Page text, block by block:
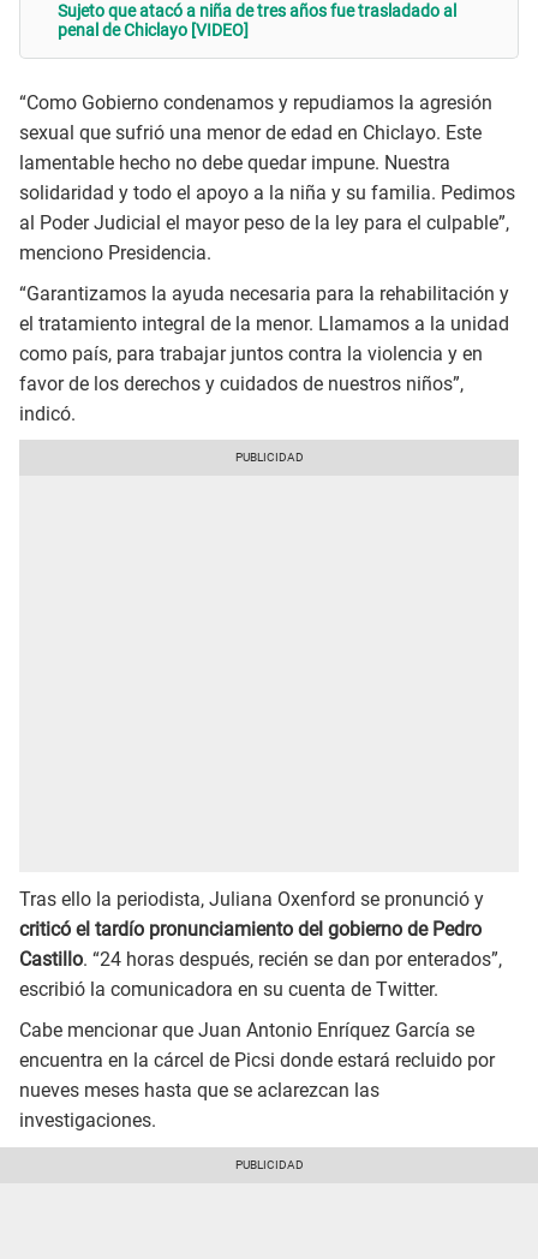
Sujeto que atacó a niña de tres años fue trasladado al
penal de Chiclayo [VIDEO]
“Como Gobierno condenamos y repudiamos la agresión
sexual que sufrió una menor de edad en Chiclayo. Este
lamentable hecho no debe quedar impune. Nuestra
solidaridad y todo el apoyo a la niña y su familia. Pedimos
al Poder Judicial el mayor peso de la ley para el culpable”,
menciono Presidencia.
“Garantizamos la ayuda necesaria para la rehabilitación y
el tratamiento integral de la menor. Llamamos a la unidad
como país, para trabajar juntos contra la violencia y en
favor de los derechos y cuidados de nuestros niños”,
indicó.
Tras ello la periodista, Juliana Oxenford se pronunció y
criticó el tardío pronunciamiento del gobierno de Pedro
Castillo. “24 horas después, recién se dan por enterados”,
escribió la comunicadora en su cuenta de Twitter.
Cabe mencionar que Juan Antonio Enríquez García se
encuentra en la cárcel de Picsi donde estará recluido por
nueves meses hasta que se aclarezcan las
investigaciones.